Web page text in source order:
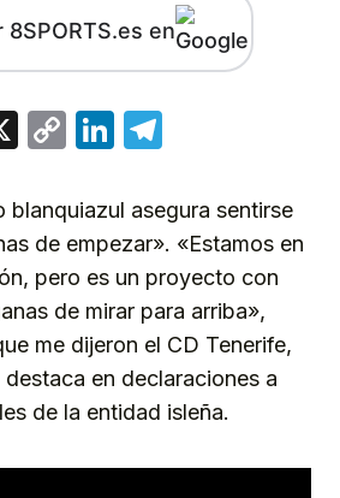
8SPORTS.es en
X
CopyLinkedIn
blanquiazul asegura sentirse
de empezar». «Estamos en
pero es un proyecto con
de mirar para arriba»,
me dijeron el CD Tenerife,
en declaraciones a
de la entidad isleña.